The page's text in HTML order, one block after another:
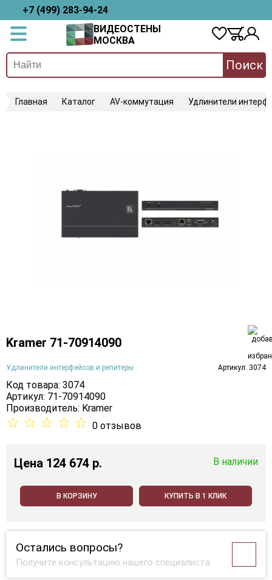
+7 (499) 283-94-24
ВИДЕОСТЕНЫ
МОСКВА
Поиск
Главная Каталог AV-коммутация Удлинители
Kramer 71-70914090
Удлинители интерфейсов и репитеры Артикул: 3074
Код товара: 3074
Артикул: 71-70914090
Производитель: Kramer
☆ ☆ ☆ ☆ ☆ 0 отзывов
Цена 124 674 p. В наличии
В КОРЗИНУ КУПИТЬ В 1 КЛИК
Остались вопросы?
Получите консультацию нашего специалиста